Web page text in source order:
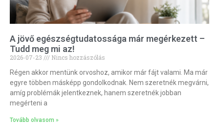
A jövő egészségtudatossága már megérkezett –
Tudd meg mi az!
2026-07-23
Nincs hozzászólás
Régen akkor mentünk orvoshoz, amikor már fájt valami. Ma már
egyre többen másképp gondolkodnak. Nem szeretnék megvárni,
amíg problémák jelentkeznek, hanem szeretnék jobban
megérteni a
Tovább olvasom »